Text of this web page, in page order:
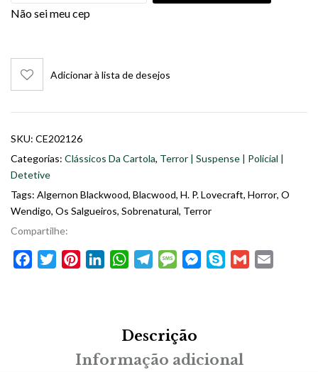
Não sei meu cep
Adicionar à lista de desejos
SKU: CE202126
Categorias: Clássicos Da Cartola, Terror | Suspense | Policial |
Detetive
Tags: Algernon Blackwood, Blacwood, H. P. Lovecraft, Horror, O
Wendigo, Os Salgueiros, Sobrenatural, Terror
Compartilhe:
FacebookTwitterPinterestLinkedInWhatsAppTelegramMessageMessenger
Skype Gmail
Descrição
Informação adicional